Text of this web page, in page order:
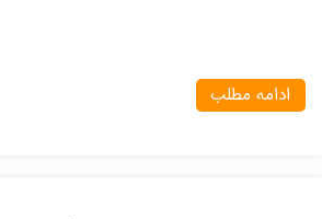
ادامه مطلب